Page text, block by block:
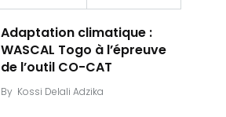
Adaptation climatique :
WASCAL Togo à l’épreuve
de l’outil CO-CAT
By Kossi Delali Adzika